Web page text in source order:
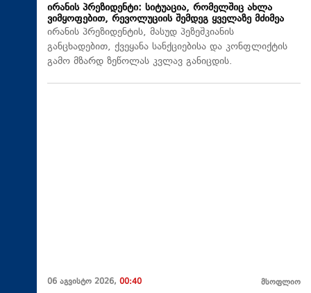
ირანის პრეზიდენტი: სიტუაცია, რომელშიც ახლა
ვიმყოფებით, რევოლუციის შემდეგ ყველაზე მძიმეა
ირანის პრეზიდენტის, მასუდ პეზეშკიანის
განცხადებით, ქვეყანა სანქციებისა და კონფლიქტის
გამო მზარდ ზეწოლას კვლავ განიცდის.
06 აგვისტო 2026, 00:40 მსოფლიო